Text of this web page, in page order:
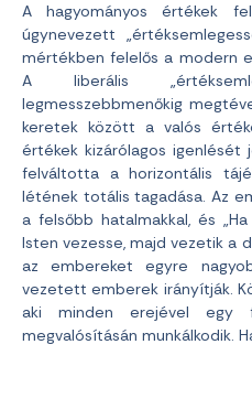
A hagyományos értékek
úgynevezett
mértékben felelős a modern
A liberális
legmesszebbmenőkig
keretek között a valós
értékek kizárólagos igenlését
felváltotta a horizontális
létének totális tagadása. Az
a felsőbb hatalmakkal, és
Isten vezesse, majd vezetik a
az embereket egyre
vezetett emberek irányítják.
aki minden erejével
megvalósításán munkálkodik.